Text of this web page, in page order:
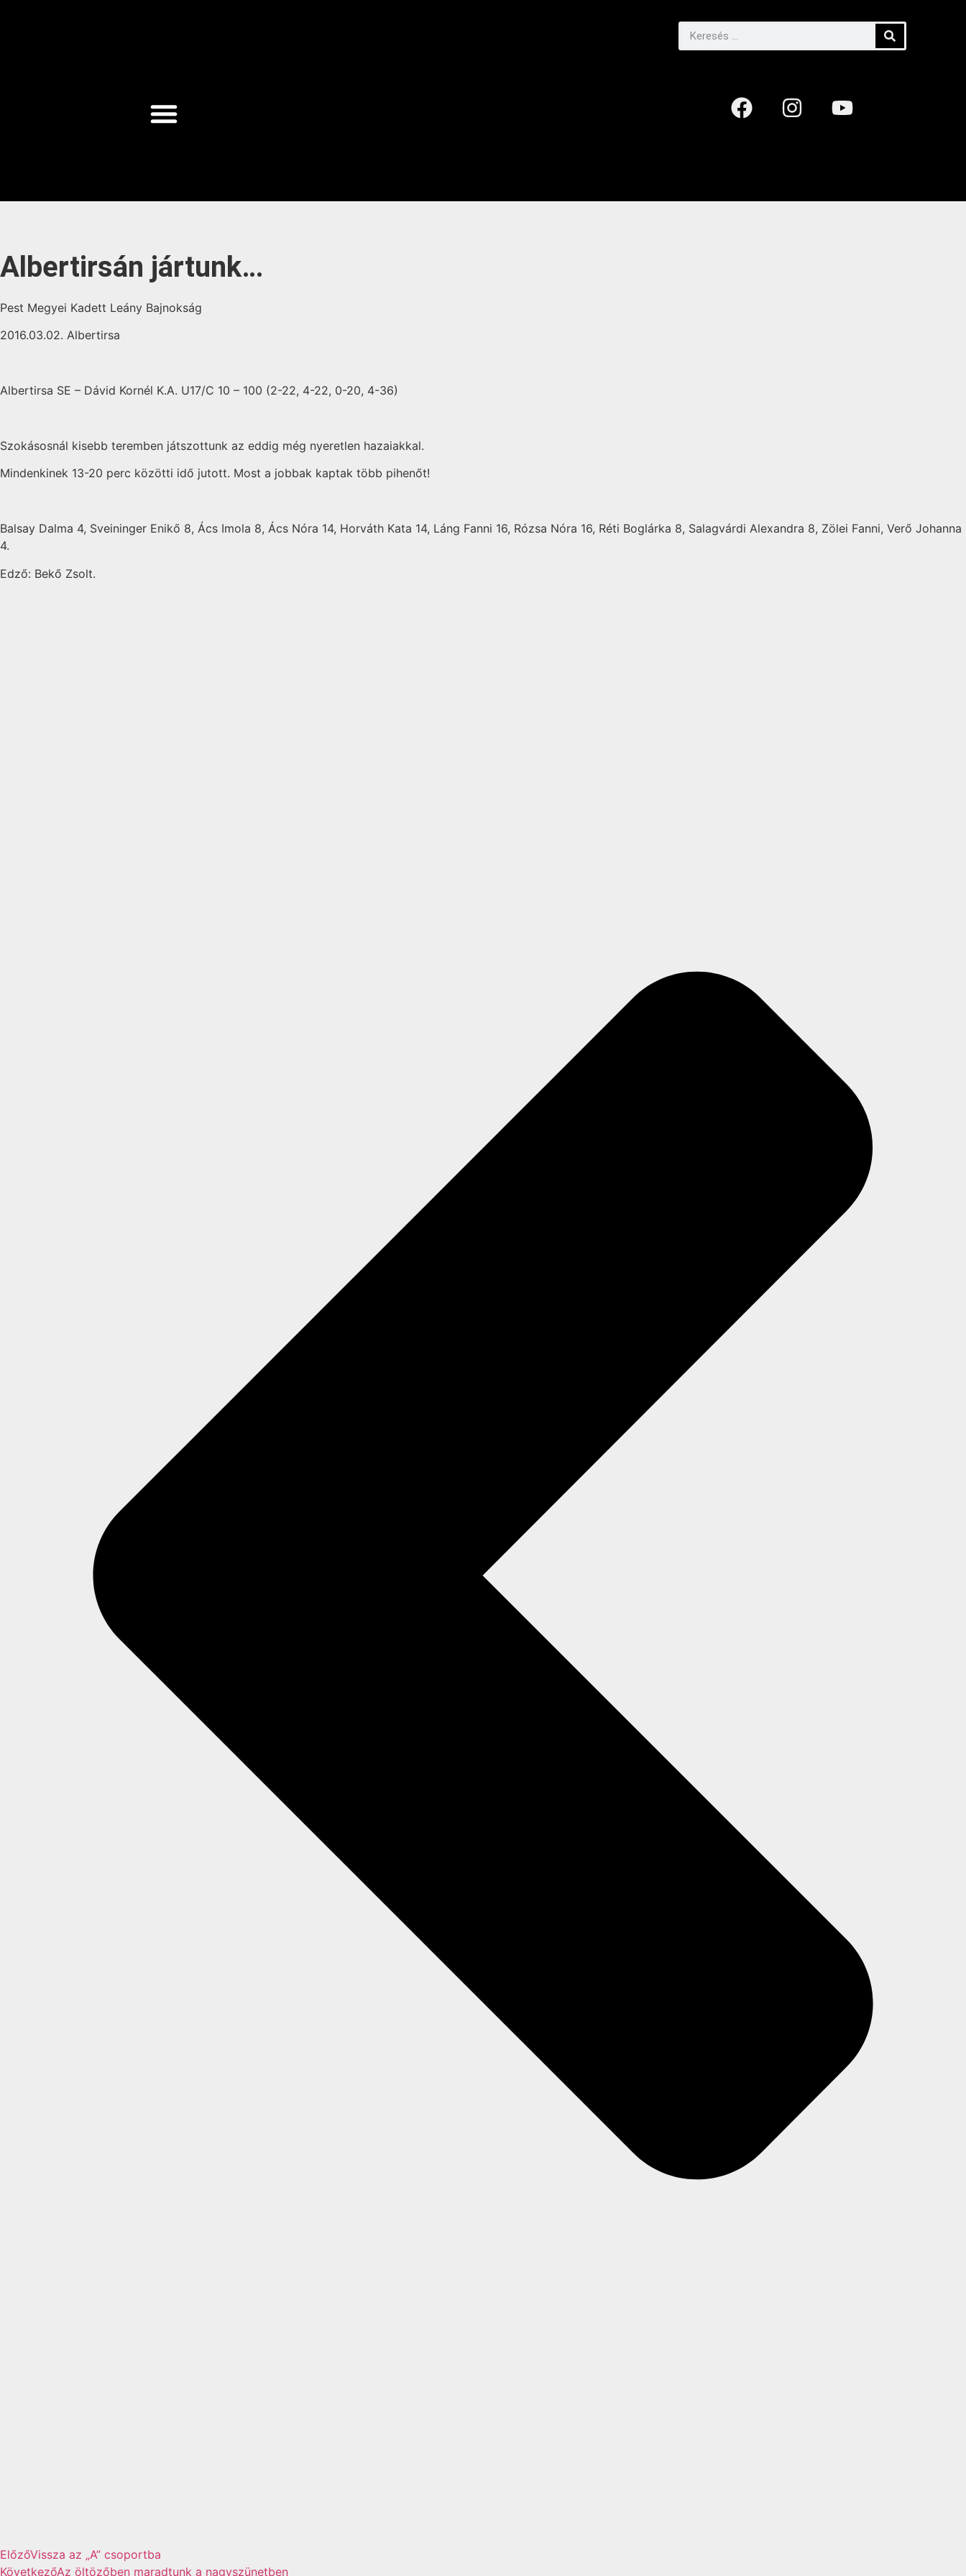
Albertirsán jártunk…
Pest Megyei Kadett Leány Bajnokság
2016.03.02. Albertirsa
Albertirsa SE – Dávid Kornél K.A. U17/C 10 – 100 (2-22, 4-22, 0-20, 4-36)
Szokásosnál kisebb teremben játszottunk az eddig még nyeretlen hazaiakkal.
Mindenkinek 13-20 perc közötti idő jutott. Most a jobbak kaptak több pihenőt!
Balsay Dalma 4, Sveininger Enikő 8, Ács Imola 8, Ács Nóra 14, Horváth Kata 14, Láng Fanni 16, Rózsa Nóra 16, Réti Boglárka 8, Salagvárdi Alexandra 8, Zölei Fanni, Verő Johanna
4.
Edző: Bekő Zsolt.
ElőzőVissza az „A” csoportba
KövetkezőAz öltözőben maradtunk a nagyszünetben